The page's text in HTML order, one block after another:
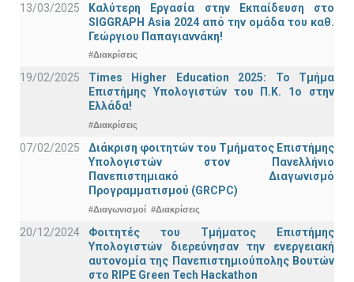
13/03/2025
Καλύτερη Εργασία στην Εκπαίδευση στο
SIGGRAPH Asia 2024 από την ομάδα του καθ.
Γεώργιου Παπαγιαννάκη!
#Διακρίσεις
19/02/2025
Times Higher Education 2025: Το Τμήμα
Επιστήμης Υπολογιστών του Π.Κ. 1ο στην
Ελλάδα!
#Διακρίσεις
07/02/2025
Διάκριση φοιτητών του Τμήματος Επιστήμης
Υπολογιστών στον Πανελλήνιο
Πανεπιστημιακό Διαγωνισμό
Προγραμματισμού (GRCPC)
#Διαγωνισμοί #Διακρίσεις
20/12/2024
Φοιτητές του Τμήματος Επιστήμης
Υπολογιστών διερεύνησαν την ενεργειακή
αυτονομία της Πανεπιστημιούπολης Βουτών
στο RIPE Green Tech Hackathon